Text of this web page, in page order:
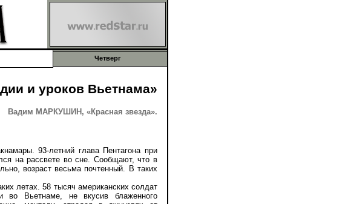
Четверг
и уроков Вьетнама»
Вадим МАРКУШИН, «Красная звезда».
93-летний глава Пентагона при
на рассвете во сне. Сообщают, что в
возраст весьма почтенный. В таких
летах. 58 тысяч американских солдат
Вьетнаме, не вкусив блаженного